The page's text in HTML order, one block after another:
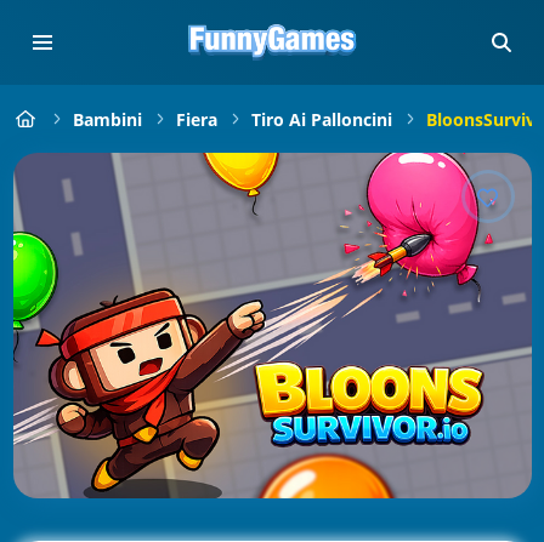
Bambini Fiera Tiro Ai Palloncini